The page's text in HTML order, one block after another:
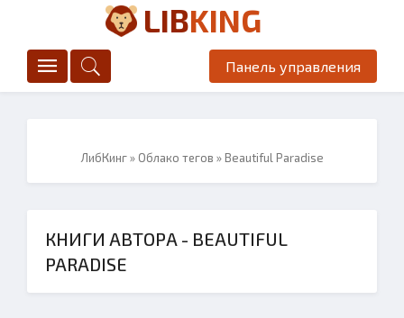
LIBKING
Панель управления
ЛибКинг» Облако тегов » Beautiful Paradise
КНИГИ АВТОРА - BEAUTIFUL
PARADISE